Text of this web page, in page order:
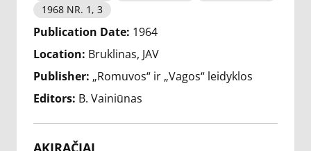
1968 NR. 1, 3
Publication Date: 1964
Location: Bruklinas, JAV
Publisher: „Romuvos“ ir „Vagos“ leidyklos
Editors: B. Vainiūnas
AKIRAČIAI